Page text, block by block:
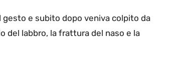
e subito dopo veniva colpito da
del labbro, la frattura del naso e la